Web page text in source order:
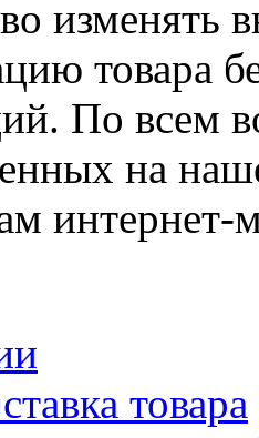
изменять
товара
По всем
на
интернет-
товара